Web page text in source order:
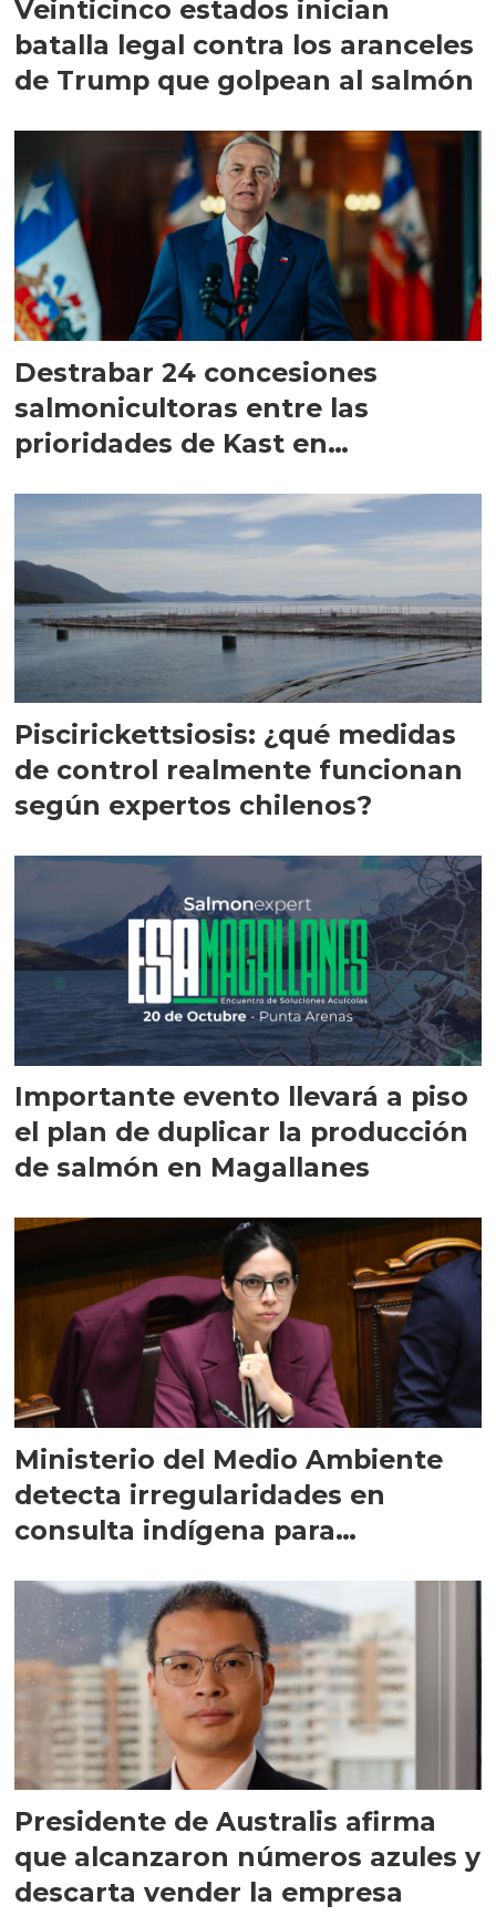
Veinticinco estados inician
batalla legal contra los aranceles
de Trump que golpean al salmón
Destrabar 24 concesiones
salmonicultoras entre las
prioridades de Kast en
Piscirickettsiosis: ¿qué medidas
de control realmente funcionan
según expertos chilenos?
Importante evento llevará a piso
el plan de duplicar la producción
de salmón en Magallanes
Ministerio del Medio Ambiente
detecta irregularidades en
consulta indígena para
Presidente de Australis afirma
que alcanzaron números azules y
descarta vender la empresa